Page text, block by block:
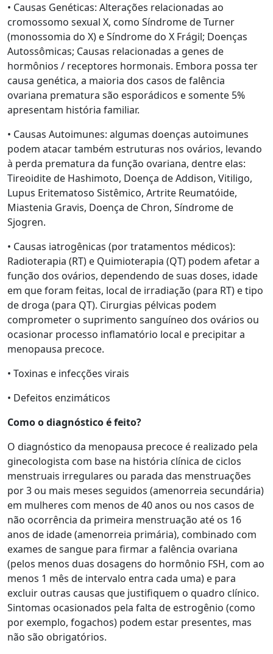
• Causas Genéticas: Alterações relacionadas ao
cromossomo sexual X, como Síndrome de Turner
(monossomia do X) e Síndrome do X Frágil; Doenças
Autossômicas; Causas relacionadas a genes de
hormônios / receptores hormonais. Embora possa ter
causa genética, a maioria dos casos de falência
ovariana prematura são esporádicos e somente 5%
apresentam história familiar.
• Causas Autoimunes: algumas doenças autoimunes
podem atacar também estruturas nos ovários, levando
à perda prematura da função ovariana, dentre elas:
Tireoidite de Hashimoto, Doença de Addison, Vitiligo,
Lupus Eritematoso Sistêmico, Artrite Reumatóide,
Miastenia Gravis, Doença de Chron, Síndrome de
Sjogren.
• Causas iatrogênicas (por tratamentos médicos):
Radioterapia (RT) e Quimioterapia (QT) podem afetar a
função dos ovários, dependendo de suas doses, idade
em que foram feitas, local de irradiação (para RT) e tipo
de droga (para QT). Cirurgias pélvicas podem
comprometer o suprimento sanguíneo dos ovários ou
ocasionar processo inflamatório local e precipitar a
menopausa precoce.
• Toxinas e infecções virais
• Defeitos enzimáticos
Como o diagnóstico é feito?
O diagnóstico da menopausa precoce é realizado pela
ginecologista com base na história clínica de ciclos
menstruais irregulares ou parada das menstruações
por 3 ou mais meses seguidos (amenorreia secundária)
em mulheres com menos de 40 anos ou nos casos de
não ocorrência da primeira menstruação até os 16
anos de idade (amenorreia primária), combinado com
exames de sangue para firmar a falência ovariana
(pelos menos duas dosagens do hormônio FSH, com ao
menos 1 mês de intervalo entra cada uma) e para
excluir outras causas que justifiquem o quadro clínico.
Sintomas ocasionados pela falta de estrogênio (como
por exemplo, fogachos) podem estar presentes, mas
não são obrigatórios.